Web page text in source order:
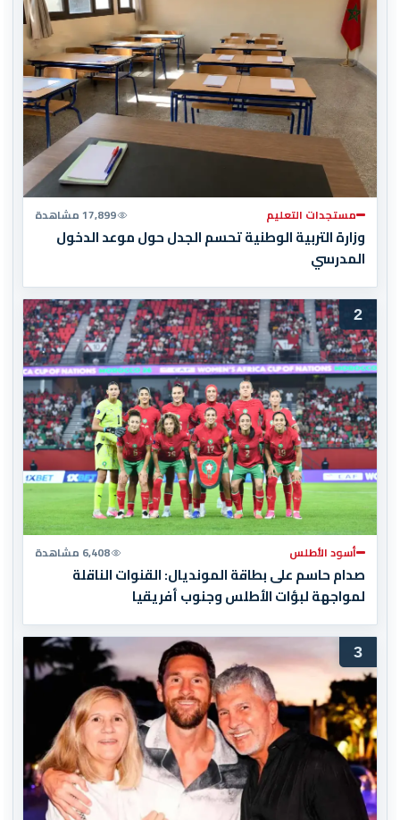
مستجدات التعليم 17,899 مشاهدة
وزارة التربية الوطنية تحسم الجدل حول موعد الدخول
المدرسي
2
أسود الأطلس 6,408 مشاهدة
صدام حاسم على بطاقة المونديال: القنوات الناقلة
لمواجهة لبؤات الأطلس وجنوب أفريقيا
3